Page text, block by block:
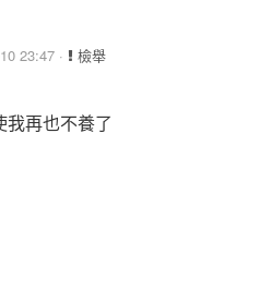
23:47 · 檢舉
我再也不養了